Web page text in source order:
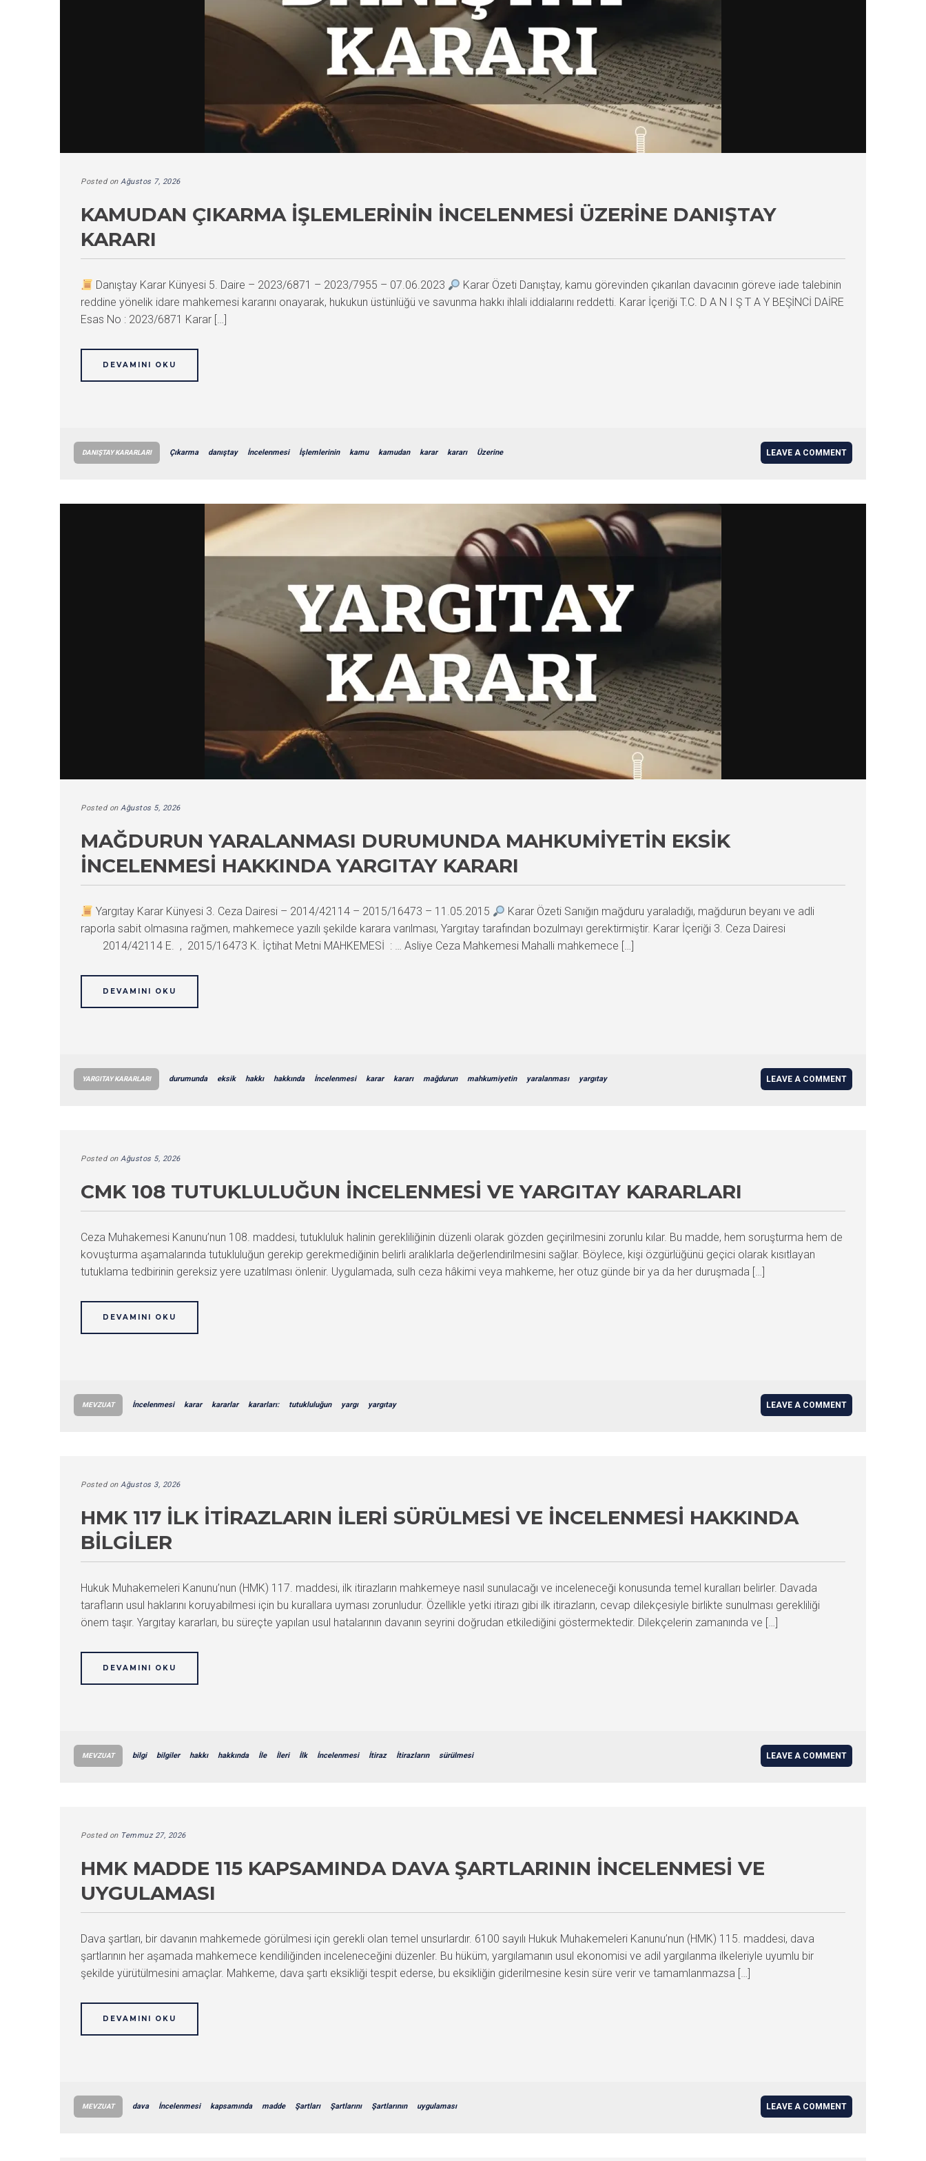
Posted on Ağustos 7, 2026
KAMUDAN ÇIKARMA İŞLEMLERININ İNCELENMESI ÜZERINE DANIŞTAY
KARARI
Danıştay Karar Künyesi 5. Daire – 2023/6871 – 2023/7955 – 07.06.2023
Karar Özeti Danıştay, kamu görevinden çıkarılan davacının göreve iade talebinin
reddine yönelik idare mahkemesi kararını onayarak, hukukun üstünlüğü ve savunma hakkı ihlali iddialarını reddetti. Karar İçeriği T.C. D A N I Ş T A Y BEŞİNCİ DAİRE
Esas No : 2023/6871 Karar […]
DEVAMINI OKU
DANIŞTAY KARARLARI Çıkarma danıştay İncelenmesi İşlemlerinin kamu kamudan karar kararı Üzerine LEAVE A COMMENT
Posted on Ağustos 5, 2026
MAĞDURUN YARALANMASI DURUMUNDA MAHKUMIYETIN EKSIK
İNCELENMESI HAKKINDA YARGITAY KARARI
Yargıtay Karar Künyesi 3. Ceza Dairesi – 2014/42114 – 2015/16473 – 11.05.2015
Karar Özeti Sanığın mağduru yaraladığı, mağdurun beyanı ve adli
raporla sabit olmasına rağmen, mahkemece yazılı şekilde karara varılması, Yargıtay tarafından bozulmayı gerektirmiştir. Karar İçeriği 3. Ceza Dairesi
2014/42114 E. , 2015/16473 K. İçtihat Metni MAHKEMESİ : … Asliye Ceza Mahkemesi Mahalli mahkemece […]
DEVAMINI OKU
YARGITAY KARARLARI durumunda eksik hakkı hakkında İncelenmesi karar kararı mağdurun mahkumiyetin yaralanması yargıtay LEAVE A COMMENT
Posted on Ağustos 5, 2026
CMK 108 TUTUKLULUĞUN İNCELENMESI VE YARGITAY KARARLARI
Ceza Muhakemesi Kanunu’nun 108. maddesi, tutukluluk halinin gerekliliğinin düzenli olarak gözden geçirilmesini zorunlu kılar. Bu madde, hem soruşturma hem de
kovuşturma aşamalarında tutukluluğun gerekip gerekmediğinin belirli aralıklarla değerlendirilmesini sağlar. Böylece, kişi özgürlüğünü geçici olarak kısıtlayan
tutuklama tedbirinin gereksiz yere uzatılması önlenir. Uygulamada, sulh ceza hâkimi veya mahkeme, her otuz günde bir ya da her duruşmada […]
DEVAMINI OKU
MEVZUAT İncelenmesi karar kararlar kararları: tutukluluğun yargı yargıtay LEAVE A COMMENT
Posted on Ağustos 3, 2026
HMK 117 İLK İTIRAZLARIN İLERI SÜRÜLMESI VE İNCELENMESI HAKKINDA
BILGILER
Hukuk Muhakemeleri Kanunu’nun (HMK) 117. maddesi, ilk itirazların mahkemeye nasıl sunulacağı ve inceleneceği konusunda temel kuralları belirler. Davada
tarafların usul haklarını koruyabilmesi için bu kurallara uyması zorunludur. Özellikle yetki itirazı gibi ilk itirazların, cevap dilekçesiyle birlikte sunulması gerekliliği
önem taşır. Yargıtay kararları, bu süreçte yapılan usul hatalarının davanın seyrini doğrudan etkilediğini göstermektedir. Dilekçelerin zamanında ve […]
DEVAMINI OKU
MEVZUAT bilgi bilgiler hakkı hakkında İle İleri İlk İncelenmesi İtiraz İtirazların sürülmesi LEAVE A COMMENT
Posted on Temmuz 27, 2026
HMK MADDE 115 KAPSAMINDA DAVA ŞARTLARININ İNCELENMESI VE
UYGULAMASI
Dava şartları, bir davanın mahkemede görülmesi için gerekli olan temel unsurlardır. 6100 sayılı Hukuk Muhakemeleri Kanunu’nun (HMK) 115. maddesi, dava
şartlarının her aşamada mahkemece kendiliğinden inceleneceğini düzenler. Bu hüküm, yargılamanın usul ekonomisi ve adil yargılanma ilkeleriyle uyumlu bir
şekilde yürütülmesini amaçlar. Mahkeme, dava şartı eksikliği tespit ederse, bu eksikliğin giderilmesine kesin süre verir ve tamamlanmazsa […]
DEVAMINI OKU
MEVZUAT dava İncelenmesi kapsamında madde Şartları Şartlarını Şartlarının uygulaması LEAVE A COMMENT